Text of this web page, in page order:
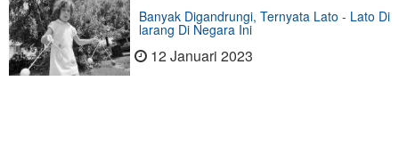
Banyak Digandrungi, Ternyata Lato - Lato Di
larang Di Negara Ini
12 Januari 2023